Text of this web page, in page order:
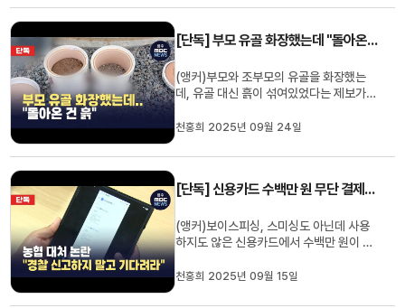
자 구제 처리에 나서겠다고 밝혔습니다.천
에 있는 SKT 대리점입니다...
[단독] 부모 유골 화장했는데 "돌아온 건 흙"...화순 경찰 부실 수사 논란
(앵커)부모와 조부모의 유골을 화장했는
데, 유골 대신 흙이 섞여있었다는 제보가
조차 하지 않고 무혐의 처분을 내렸다고 하
이 사라져 버렸다며 조상 볼 낯이 없다고 억
천홍희 기자가 보도합니다.(...
천홍희 2025년 09월 24일
[단독] 신용카드 수백만 원 무단 결제됐는데.."경찰 신고하지 말고 기다려달라"
(앵커)보이스피싱, 스미싱도 아닌데 사용
하지도 않은 신용카드에서 수백만 원이 무
요.피해자는 곧바로 카드사에 신고했지만
천홍희 2025년 09월 15일